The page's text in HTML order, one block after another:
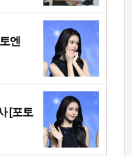
엔
[포토